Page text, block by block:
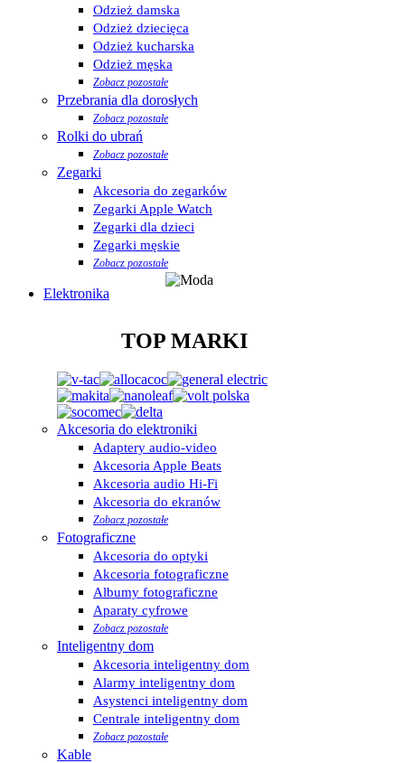
Odzież damska
Odzież dziecięca
Odzież kucharska
Odzież męska
Zobacz pozostałe
Przebrania dla dorosłych
Zobacz pozostałe
Rolki do ubrań
Zobacz pozostałe
Zegarki
Akcesoria do zegarków
Zegarki Apple Watch
Zegarki dla dzieci
Zegarki męskie
Zobacz pozostałe
Elektronika
TOP MARKI
Akcesoria do elektroniki
Adaptery audio-video
Akcesoria Apple Beats
Akcesoria audio Hi-Fi
Akcesoria do ekranów
Zobacz pozostałe
Fotograficzne
Akcesoria do optyki
Akcesoria fotograficzne
Albumy fotograficzne
Aparaty cyfrowe
Zobacz pozostałe
Inteligentny dom
Akcesoria inteligentny dom
Alarmy inteligentny dom
Asystenci inteligentny dom
Centrale inteligentny dom
Zobacz pozostałe
Kable